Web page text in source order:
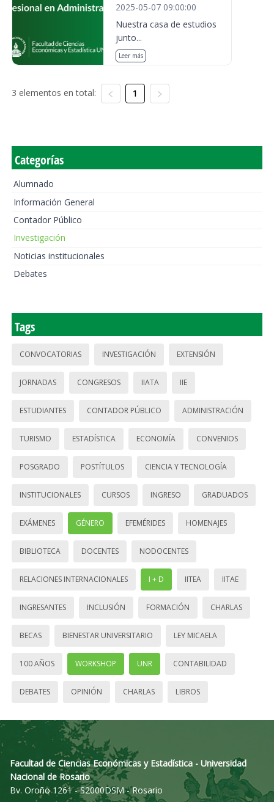
2025-05-07 09:00:00
Nuestra casa de estudios
junto...
Leer más
3 elementos en total: 1
Categorías
Alumnado
Información General
Contador Público
Investigación
Noticias institucionales
Debates
Tags
CONVOCATORIAS INVESTIGACIÓN EXTENSIÓN
JORNADAS CONGRESOS IIATA IIE
ESTUDIANTES CONTADOR PÚBLICO ADMINISTRACIÓN
TURISMO ESTADÍSTICA ECONOMÍA CONVENIOS
POSGRADO POSTÍTULOS CIENCIA Y TECNOLOGÍA
INSTITUCIONALES CURSOS INGRESO GRADUADOS
EXÁMENES GÉNERO EFEMÉRIDES HOMENAJES
BIBLIOTECA DOCENTES NODOCENTES
RELACIONES INTERNACIONALES I + D IITEA IITAE
INGRESANTES INCLUSIÓN FORMACIÓN CHARLAS
BECAS BIENESTAR UNIVERSITARIO LEY MICAELA
100 AÑOS WORKSHOP UNR CONTABILIDAD
DEBATES OPINIÓN CHARLAS LIBROS
Facultad de Ciencias Económicas y Estadística - Universidad
Nacional de Rosario
Bv. Oroño 1261 - S2000DSM - Rosario